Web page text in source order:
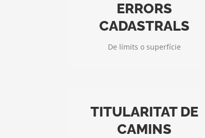
ERRORS
CADASTRALS
De límits o superfície
Discrepàncies Geomètriques
Necessites un aixecament topogràfic
per corregir les discrepàncies a
TITULARITAT DE
CAMINS
El camí és públic o privat?
Un estudi d’investigació històrica de